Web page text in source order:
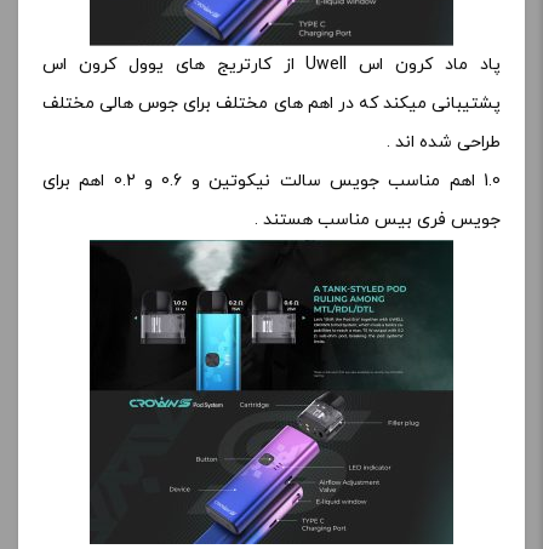
پاد ماد کرون اس Uwell از کارتریج های یوول کرون اس
پشتیبانی میکند که در اهم های مختلف برای جوس هالی مختلف
طراحی شده اند .
1.0 اهم مناسب جویس سالت نیکوتین و 0.6 و 0.2 اهم برای
جویس فری بیس مناسب هستند .